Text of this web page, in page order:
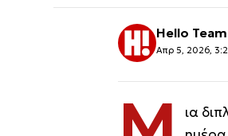
Hello Team
Απρ 5, 2026,
ια